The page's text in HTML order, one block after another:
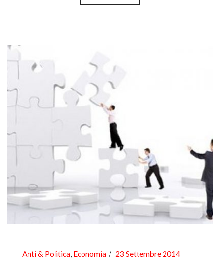
Anti & Politica Economia 23 Settembre 2014